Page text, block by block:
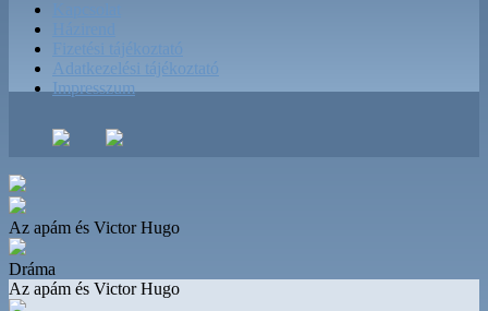
Fizetési tájékoztató
Adatkezelési tájékoztató
Impresszum
Az apám és Victor Hugo
Dráma
Az apám és Victor Hugo